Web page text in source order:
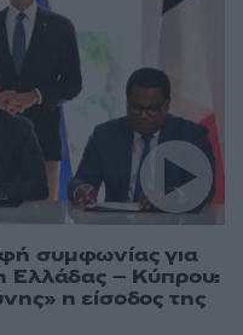
συμφωνίας για
Ελλάδας – Κύπρου:
η είσοδος της